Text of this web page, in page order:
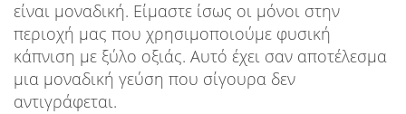
είναι μοναδική. Είμαστε ίσως οι μόνοι στην
περιοχή μας που χρησιμοποιούμε φυσική
κάπνιση με ξύλο οξιάς. Αυτό έχει σαν αποτέλεσμα
μια μοναδική γεύση που σίγουρα δεν
αντιγράφεται.